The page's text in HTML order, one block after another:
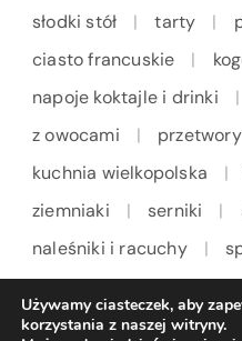
słodki stół
tarty
ciasto francuskie
napoje koktajle i drinki
z owocami
przetwory
kuchnia wielkopolska
ziemniaki
serniki
naleśniki i racuchy
kuchnia włoska
ryby
zupy
ciastka
Używamy ciasteczek, aby
korzystania z naszej witryny.